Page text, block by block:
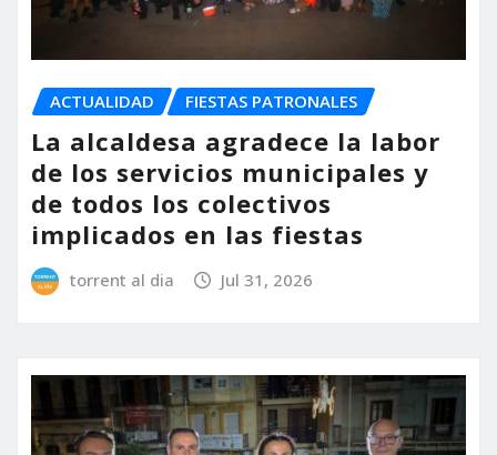
ACTUALIDAD FIESTAS PATRONALES
La alcaldesa agradece la labor
de los servicios municipales y
de todos los colectivos
implicados en las fiestas
torrent al dia Jul 31, 2026